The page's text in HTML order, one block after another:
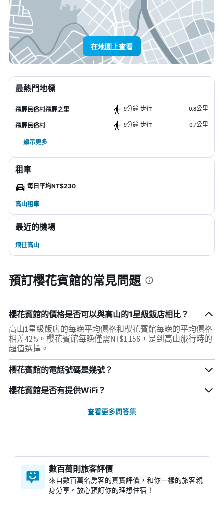
在地圖上查看
最熱門地標
飛驒民俗村飛驒之里 9分鐘 步行 0.8公里
飛驒民俗村 9分鐘 步行 0.7公里
顯示更多
租車
每日平均NT$230
高山租車
最近的機場
飛往高山
預訂櫻花賓館的常見問題
櫻花賓館的價格是否可以與高山的1星級飯店相比？
高山1星級飯店的每晚平均價格和櫻花賓館每晚的平均價格
相差42%。櫻花賓館每晚僅需NT$1,156，是到高山旅行時的
超值選擇。
櫻花賓館的電話號碼是幾號？
櫻花賓館是否有提供WiFi？
查看更多問答集
數百萬則旅客評價
來自數百萬名房客的真實評價，和你一樣的旅客親
身分享。放心預訂你的理想住宿！